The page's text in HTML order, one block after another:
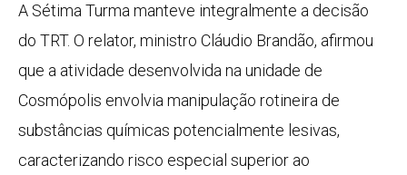
A Sétima Turma manteve integralmente a decisão
do TRT. O relator, ministro Cláudio Brandão, afirmou
que a atividade desenvolvida na unidade de
Cosmópolis envolvia manipulação rotineira de
substâncias químicas potencialmente lesivas,
caracterizando risco especial superior ao